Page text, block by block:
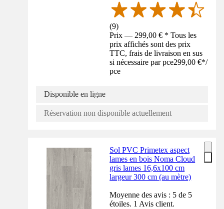
(9)
Prix — 299,00 € * Tous les
prix affichés sont des prix
TTC, frais de livraison en sus
si nécessaire par pce299,00 €*/
pce
Disponible en ligne
Réservation non disponible actuellement
Sol PVC Primetex aspect
lames en bois Noma Cloud
gris lames 16,6x100 cm
largeur 300 cm (au mètre)
Moyenne des avis : 5 de 5
étoiles. 1 Avis client.